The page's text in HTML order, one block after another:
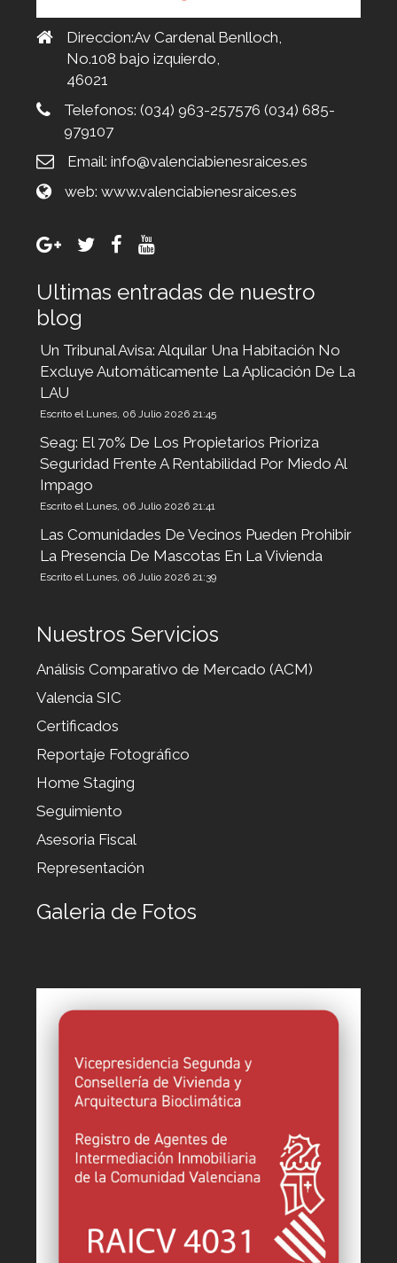
Direccion:Av Cardenal Benlloch,
No.108 bajo izquierdo,
46021
Telefonos:(034) 963-257576 (034) 685-
979107
Email:info@valenciabienesraices.es
web:www.valenciabienesraices.es
Ultimas entradas de nuestro
blog
Un Tribunal Avisa: Alquilar Una Habitación No
Excluye Automáticamente La Aplicación De La
LAU
Escrito el Lunes, 06 Julio 2026 21:45
Seag: El 70% De Los Propietarios Prioriza
Seguridad Frente A Rentabilidad Por Miedo Al
Impago
Escrito el Lunes, 06 Julio 2026 21:41
Las Comunidades De Vecinos Pueden Prohibir
La Presencia De Mascotas En La Vivienda
Escrito el Lunes, 06 Julio 2026 21:39
Nuestros Servicios
Análisis Comparativo de Mercado (ACM)
Valencia SIC
Certificados
Reportaje Fotográfico
Home Staging
Seguimiento
Asesoria Fiscal
Representación
Galeria de Fotos